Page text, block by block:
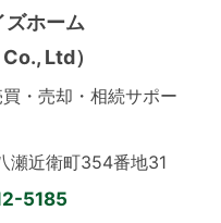
ズホーム
Ltd）
・売却・相続サポー
瀬近衛町354番地31
5185